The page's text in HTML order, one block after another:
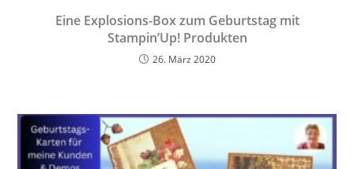
Eine Explosions-Box zum Geburtstag mit
Stampin’Up! Produkten
26. März 2020